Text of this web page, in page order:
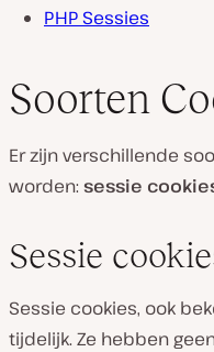
PHP Sessies
Soorten
Er zijn verschillende
worden: sessie
Sessie
Sessie cookies, ook
tijdelijk. Ze hebben